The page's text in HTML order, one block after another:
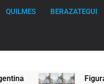
QUILMES BERAZATEGUI
Figuras de